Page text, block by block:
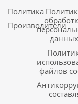
Политика
Производители
данных
файлов